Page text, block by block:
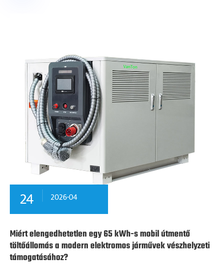
24 2026-04
Miért elengedhetetlen egy 65 kWh-s mobil útmentő
töltőállomás a modern elektromos járművek vészhelyzeti
támogatásához?